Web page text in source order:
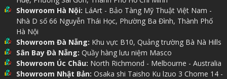
2-3 tháng. Việc này không chỉ giúp tối ưu chi phí
mà còn đảm bảo sự chỉn chu trong từng chi tiết in
những món quà chế tác thủ công cao cấp luôn cần
thời gian để hoàn thiện.
Showroom Hà Nội: LáArt - Bảo Tàng Mỹ Thuật Việt Nam -
Nhà D số 66 Nguyễn Thái Học, Phường Ba Đình, Thành Phố
Hà Nội
Showroom Đà Nẵng: Khu vực B10, Quảng trường Bà Nà Hills
Sân Bay Đà Nẵng: Quầy hàng lưu niệm Masco
Showroom Úc Châu: North Richmond - Melbourne - Australia
Showroom Nhật Bản: Osaka shi Taisho Ku lzuo 3 Chome 14 -